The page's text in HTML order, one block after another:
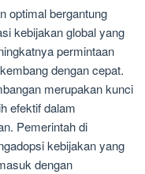
optimal bergantung
kebijakan global yang
permintaan
dengan cepat.
merupakan kunci
efektif dalam
Pemerintah di
kebijakan yang
dengan